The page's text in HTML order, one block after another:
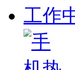
工作